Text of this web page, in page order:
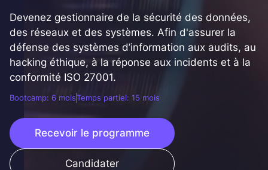
Devenez gestionnaire de la sécurité des données,
des réseaux et des systèmes. Afin d'assurer la
défense des systèmes d’information aux audits, au
hacking éthique, à la réponse aux incidents et à la
conformité ISO 27001.
Bootcamp: 6 moisTemps partiel: 15 mois
Recevoir le programme
Candidater